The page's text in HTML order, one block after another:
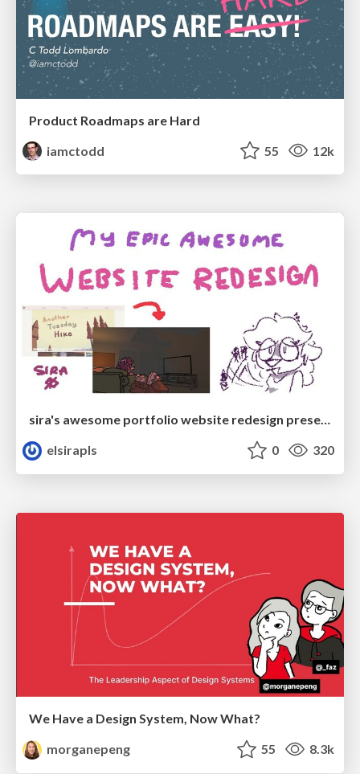
Product Roadmaps are Hard
iamctodd
55 12k
sira's awesome portfolio website redesign presentation
elsirapls
0 320
We Have a Design System, Now What?
morganepeng
55 8.3k